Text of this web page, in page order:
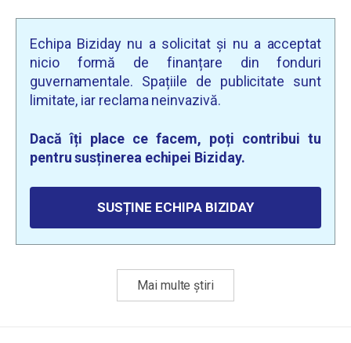
Echipa Biziday nu a solicitat și nu a acceptat
nicio formă de finanțare din fonduri
guvernamentale. Spațiile de publicitate sunt
limitate, iar reclama neinvazivă.
Dacă îți place ce facem, poți contribui tu
pentru susținerea echipei Biziday.
SUSȚINE ECHIPA BIZIDAY
Mai multe știri